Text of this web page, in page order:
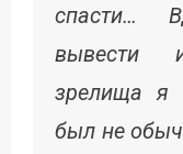
спасти…
вывести
зрелища я
был не